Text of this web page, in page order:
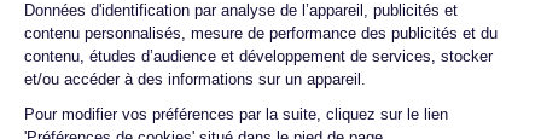
Données d'identification par analyse de l’appareil, publicités et
contenu personnalisés, mesure de performance des publicités et du
contenu, études d’audience et développement de services, stocker
et/ou accéder à des informations sur un appareil.
Pour modifier vos préférences par la suite, cliquez sur le lien
Comment demander un retour ?
Comment demander un retour ?